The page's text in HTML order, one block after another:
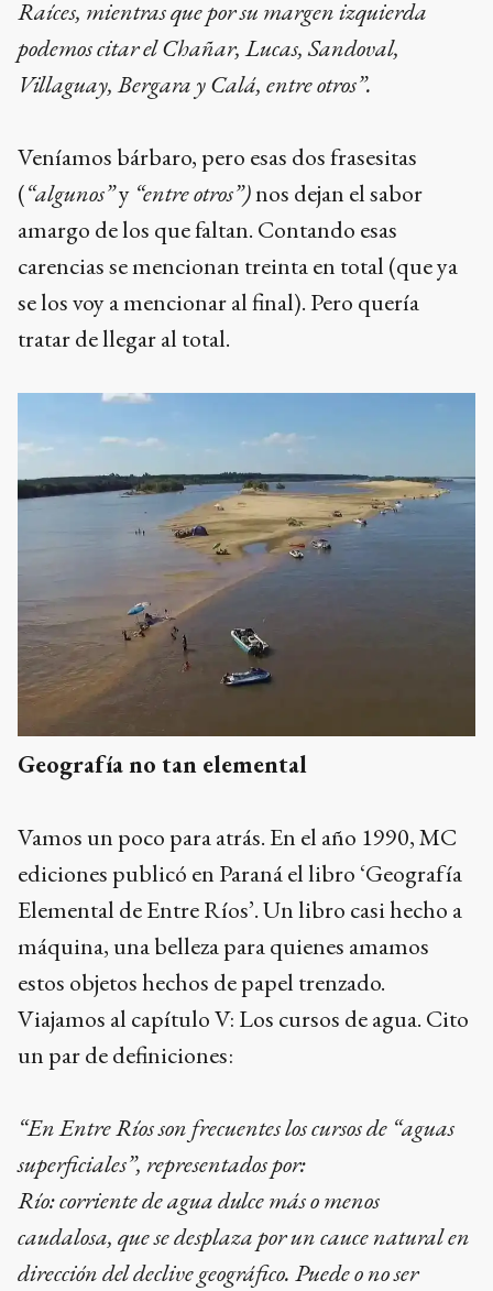
Raíces, mientras que por su margen izquierda
podemos citar el Chañar, Lucas, Sandoval,
Villaguay, Bergara y Calá, entre otros”.
Veníamos bárbaro, pero esas dos frasesitas
(“algunos”y “entre otros”)nos dejan el sabor
amargo de los que faltan. Contando esas
carencias se mencionan treinta en total (que ya
se los voy a mencionar al final). Pero quería
tratar de llegar al total.
Geografía no tan elemental
Vamos un poco para atrás. En el año 1990, MC
ediciones publicó en Paraná el libro ‘Geografía
Elemental de Entre Ríos’. Un libro casi hecho a
máquina, una belleza para quienes amamos
estos objetos hechos de papel trenzado.
Viajamos al capítulo V: Los cursos de agua. Cito
un par de definiciones:
“En Entre Ríos son frecuentes los cursos de “aguas
superficiales”, representados por:
Río: corriente de agua dulce más o menos
caudalosa, que se desplaza por un cauce natural en
dirección del declive geográfico. Puede o no ser